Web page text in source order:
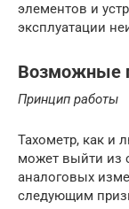
элементов и
эксплуатации
Возможные
Принцип работы
Тахометр, как и
может выйти из
аналоговых
следующим